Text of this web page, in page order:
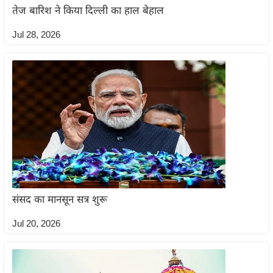
इ
म
-
पे
प
र
मि
ल
बे
सा
तेज बारिश ने किया दिल्ली का हाल बेहाल
Jul 28, 2026
संसद का मानसून सत्र शुरू
Jul 20, 2026